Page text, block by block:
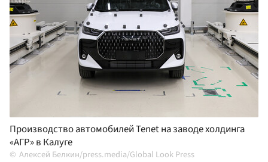
Производство автомобилей Tenet на заводе холдинга
«АГР» в Калуге
Алексей Белкин/press.media/Global Look Press